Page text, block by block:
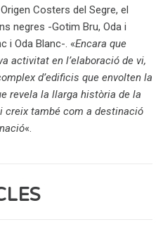
Costers del Segre, el
negres -Gotim Bru, Oda i
i Oda Blanc-. «Encara que
activitat en l’elaboració de vi,
d’edificis que envolten la
revela la llarga història de la
creix també com a destinació
«.